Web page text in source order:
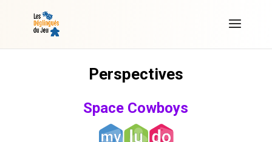
Perspectives
Space Cowboys